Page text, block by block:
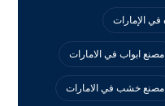
في الإمارات
مصنع ابواب في الامارات
مصنع خشب في الامارات